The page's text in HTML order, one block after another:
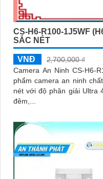
CS-H6-R100-1J5WF
SẮC NÉT
VNĐ
2,700,000 ₫
Camera An Ninh CS-H6-
phẩm camera an ninh
nét với độ phân giải Ultra 4k lite. Với khả năng
đêm,...